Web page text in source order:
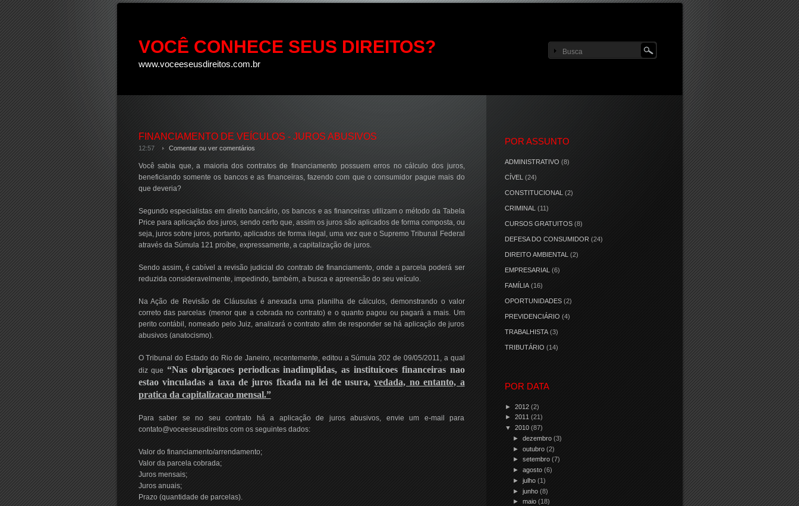
VOCÊ CONHECE SEUS DIREITOS?
www.voceeseusdireitos.com.br
FINANCIAMENTO DE VEÍCULOS - JUROS ABUSIVOS
12:57 Comentar ou ver comentários
Você sabia que, a maioria dos contratos de financiamento possuem erros no cálculo dos juros,
beneficiando somente os bancos e as financeiras, fazendo com que o consumidor pague mais do
que deveria?
Segundo especialistas em direito bancário, os bancos e as financeiras utilizam o método da Tabela
Price para aplicação dos juros, sendo certo que, assim os juros são aplicados de forma composta, ou
seja, juros sobre juros, portanto, aplicados de forma ilegal, uma vez que o Supremo Tribunal Federal
através da Súmula 121 proíbe, expressamente, a capitalização de juros.
Sendo assim, é cabível a revisão judicial do contrato de financiamento, onde a parcela poderá ser
reduzida consideravelmente, impedindo, também, a busca e apreensão do seu veículo.
Na Ação de Revisão de Cláusulas é anexada uma planilha de cálculos, demonstrando o valor
correto das parcelas (menor que a cobrada no contrato) e o quanto pagou ou pagará a mais. Um
perito contábil, nomeado pelo Juiz, analizará o contrato afim de responder se há aplicação de juros
abusivos (anatocismo).
O Tribunal do Estado do Rio de Janeiro, recentemente, editou a Súmula 202 de 09/05/2011, a qual
diz que“Nas obrigacoes periodicas inadimplidas, as instituicoes financeiras nao
estao vinculadas a taxa de juros fixada na lei de usura,vedada, no entanto, a
pratica da capitalizacao mensal.”
Para saber se no seu contrato há a aplicação de juros abusivos, envie um e-mail para
contato@voceeseusdireitos com os seguintes dados:
Valor do financiamento/arrendamento;
Valor da parcela cobrada;
Juros mensais;
Juros anuais;
Prazo (quantidade de parcelas).
POR ASSUNTO
ADMINISTRATIVO (8)
CÍVEL (24)
CONSTITUCIONAL (2)
CRIMINAL (11)
CURSOS GRATUITOS (8)
DEFESA DO CONSUMIDOR (24)
DIREITO AMBIENTAL (2)
EMPRESARIAL (6)
FAMÍLIA (16)
OPORTUNIDADES (2)
PREVIDENCIÁRIO (4)
TRABALHISTA (3)
TRIBUTÁRIO (14)
POR DATA
► 2012 (2)
► 2011 (21)
▼ 2010 (87)
► dezembro (3)
► outubro (2)
► setembro (7)
► agosto (6)
► julho (1)
► junho (8)
► maio (18)